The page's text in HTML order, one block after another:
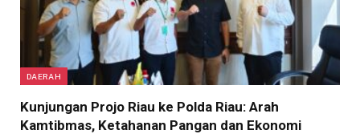
DAERAH
Kunjungan Projo Riau ke Polda Riau: Arah
Kamtibmas, Ketahanan Pangan dan Ekonomi